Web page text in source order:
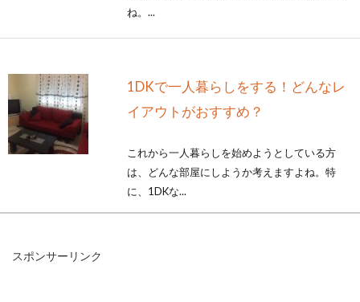
ね。...
1DKで一人暮らしをする！どんなレ
イアウトがおすすめ？
これから一人暮らしを始めようとしている方
は、どんな部屋にしようか考えますよね。特
に、1DKな...
スポンサーリンク